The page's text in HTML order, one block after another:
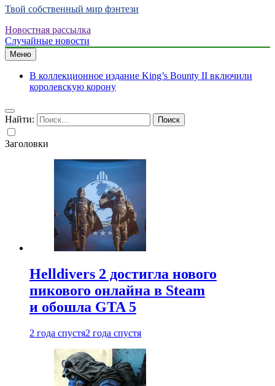
Твой собственный мир фэнтези
Новостная рассылка
Случайные новости
Меню
В коллекционное издание King’s Bounty II включили
королевскую корону
Найти:
Заголовки
Helldivers 2 достигла нового
пикового онлайна в Steam
и обошла GTA 5
2 года спустя2 года спустя